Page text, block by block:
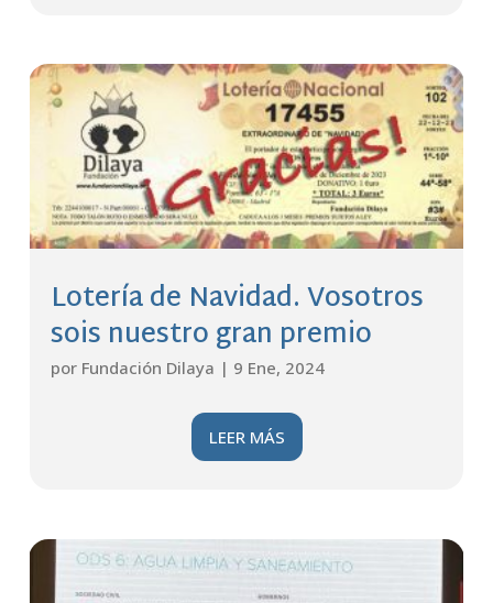
Lotería de Navidad. Vosotros
sois nuestro gran premio
por Fundación Dilaya | 9 Ene, 2024
LEER MÁS